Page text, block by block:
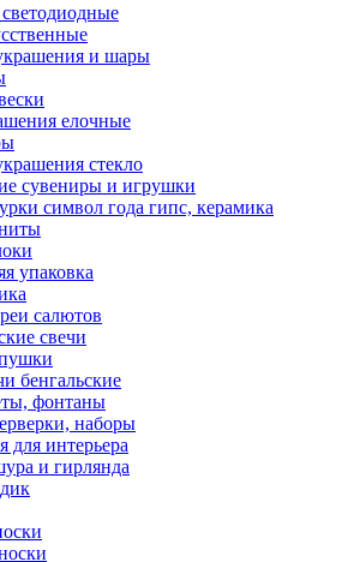
и шары
елочные
стекло
сувениры и игрушки
символ года гипс, керамика
упаковка
салютов
свечи
бенгальские
фонтаны
наборы
для интерьера
и гирлянда